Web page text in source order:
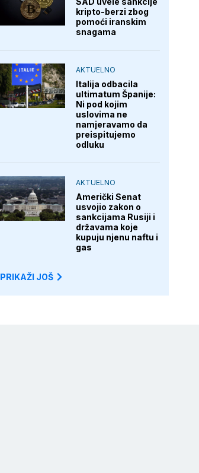
kripto-berzi zbog
pomoći iranskim
snagama
AKTUELNO
Italija odbacila
ultimatum Španije:
Ni pod kojim
uslovima ne
namjeravamo da
preispitujemo
odluku
AKTUELNO
Američki Senat
usvojio zakon o
sankcijama Rusiji i
državama koje
kupuju njenu naftu i
gas
PRIKAŽI JOŠ